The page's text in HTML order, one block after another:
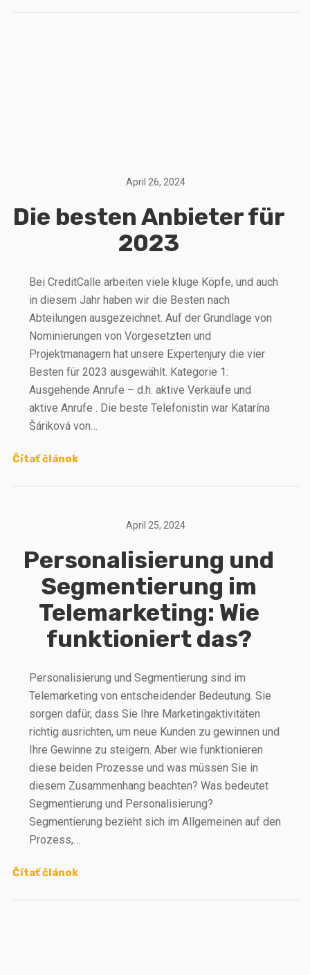
April 26, 2024
Die besten Anbieter für
2023
Bei CreditCalle arbeiten viele kluge Köpfe, und auch
in diesem Jahr haben wir die Besten nach
Abteilungen ausgezeichnet. Auf der Grundlage von
Nominierungen von Vorgesetzten und
Projektmanagern hat unsere Expertenjury die vier
Besten für 2023 ausgewählt. Kategorie 1:
Ausgehende Anrufe – d.h. aktive Verkäufe und
aktive Anrufe . Die beste Telefonistin war Katarína
Šáriková von…
Čítať článok
April 25, 2024
Personalisierung und
Segmentierung im
Telemarketing: Wie
funktioniert das?
Personalisierung und Segmentierung sind im
Telemarketing von entscheidender Bedeutung. Sie
sorgen dafür, dass Sie Ihre Marketingaktivitäten
richtig ausrichten, um neue Kunden zu gewinnen und
Ihre Gewinne zu steigern. Aber wie funktionieren
diese beiden Prozesse und was müssen Sie in
diesem Zusammenhang beachten? Was bedeutet
Segmentierung und Personalisierung?
Segmentierung bezieht sich im Allgemeinen auf den
Prozess,…
Čítať článok